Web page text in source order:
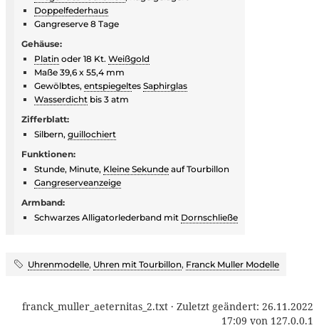
Doppelfederhaus
Gangreserve 8 Tage
Gehäuse:
Platin oder 18 Kt. Weißgold
Maße 39,6 x 55,4 mm
Gewölbtes, entspiegeltes Saphirglas
Wasserdicht bis 3 atm
Zifferblatt:
Silbern, guillochiert
Funktionen:
Stunde, Minute, Kleine Sekunde auf Tourbillon
Gangreserveanzeige
Armband:
Schwarzes Alligatorlederband mit Dornschließe
Uhrenmodelle, Uhren mit Tourbillon, Franck Muller Modelle
franck_muller_aeternitas_2.txt · Zuletzt geändert: 26.11.2022
17:09 von 127.0.0.1